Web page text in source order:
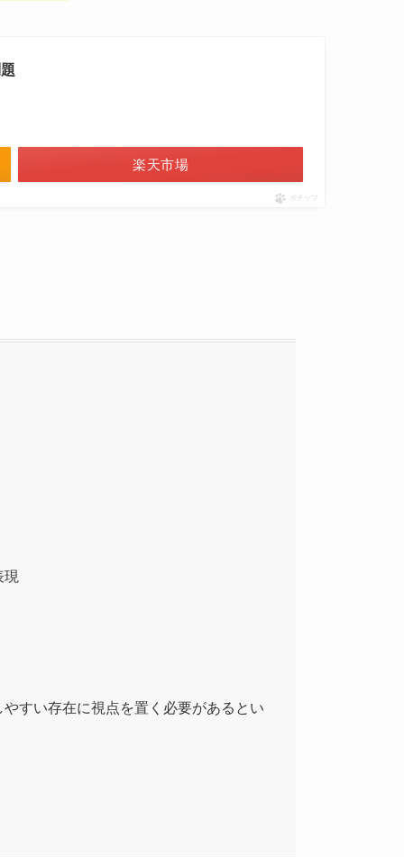
楽天市場
ポチップ
すい存在に視点を置く必要があるとい